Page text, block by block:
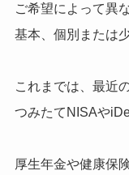
ご希望によって異
基本、個別または
これまでは、最近
つみたてNISAや
厚生年金や健康保